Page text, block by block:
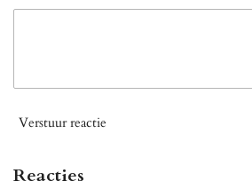
Verstuur reactie
Reacties